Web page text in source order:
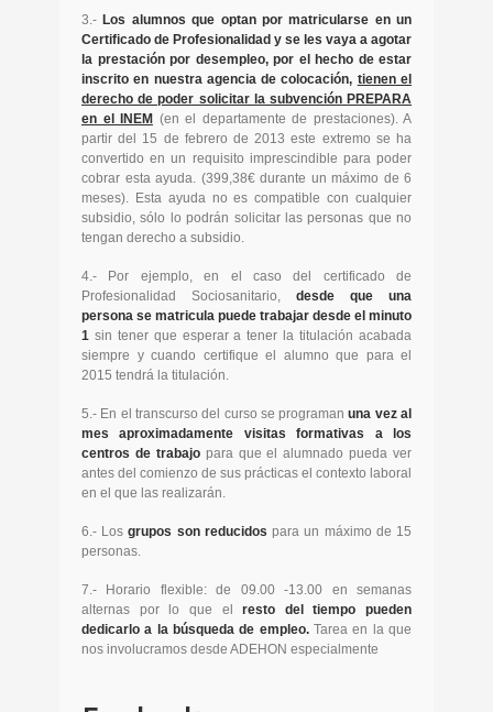
3.- Los alumnos que optan por matricularse en un
Certificado de Profesionalidad y se les vaya a agotar
la prestación por desempleo, por el hecho de estar
inscrito en nuestra agencia de colocación, tienen el
derecho de poder solicitar la subvención PREPARA
en el INEM (en el departamente de prestaciones). A
partir del 15 de febrero de 2013 este extremo se ha
convertido en un requisito imprescindible para poder
cobrar esta ayuda. (399,38€ durante un máximo de 6
meses). Esta ayuda no es compatible con cualquier
subsidio, sólo lo podrán solicitar las personas que no
tengan derecho a subsidio.
4.- Por ejemplo, en el caso del certificado de
Profesionalidad Sociosanitario, desde que una
persona se matricula puede trabajar desde el minuto
1 sin tener que esperar a tener la titulación acabada
siempre y cuando certifique el alumno que para el
2015 tendrá la titulación.
5.- En el transcurso del curso se programanuna vez al
mes aproximadamente visitas formativas a los
centros de trabajopara que el alumnado pueda ver
antes del comienzo de sus prácticas el contexto laboral
en el que las realizarán.
6.- Losgrupos son reducidos para un máximo de 15
personas.
7.- Horario flexible: de 09.00 -13.00 en semanas
alternas por lo que elresto del tiempo pueden
dedicarlo a la búsqueda de empleo.Tarea en la que
nos involucramos desde ADEHON especialmente